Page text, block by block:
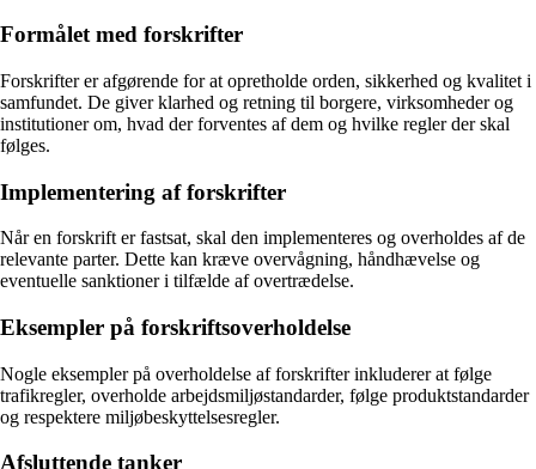
Formålet med forskrifter
Forskrifter er afgørende for at opretholde orden, sikkerhed og kvalitet i
samfundet. De giver klarhed og retning til borgere, virksomheder og
institutioner om, hvad der forventes af dem og hvilke regler der skal
følges.
Implementering af forskrifter
Når en forskrift er fastsat, skal den implementeres og overholdes af de
relevante parter. Dette kan kræve overvågning, håndhævelse og
eventuelle sanktioner i tilfælde af overtrædelse.
Eksempler på forskriftsoverholdelse
Nogle eksempler på overholdelse af forskrifter inkluderer at følge
trafikregler, overholde arbejdsmiljøstandarder, følge produktstandarder
og respektere miljøbeskyttelsesregler.
Afsluttende tanker